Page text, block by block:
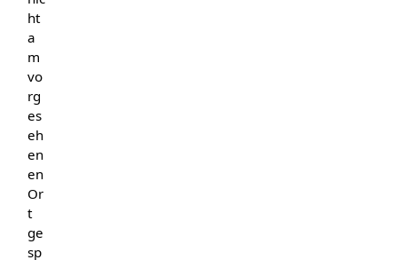
ht
a
m
vo
rg
es
eh
en
en
Or
t
ge
sp